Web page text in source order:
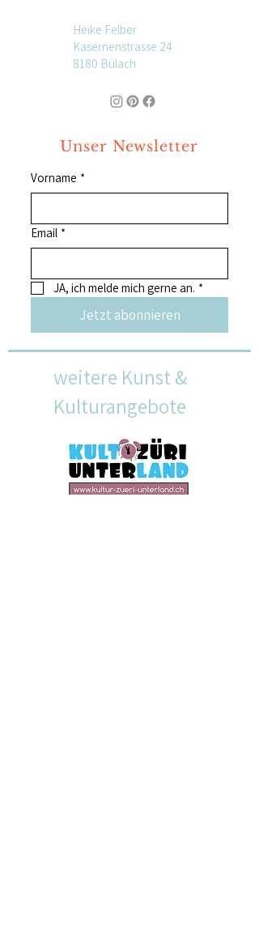
Heike Felber
Kasernenstrasse 24
8180 Bülach
Unser Newsletter
Vorname *
Email *
JA, ich melde mich gerne an. *
Jetzt abonnieren
weitere Kunst &
Kulturangebote